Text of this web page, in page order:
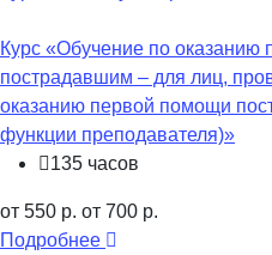
Курс «Обучение по оказанию
пострадавшим – для лиц,
оказанию первой помощи
функции преподавателя)»
135 часов
от 550 р. от 700 р.
Подробнее